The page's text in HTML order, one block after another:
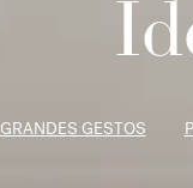
GRANDES GESTOS